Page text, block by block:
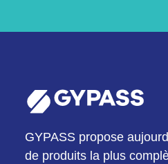
GYPASS propose
de produits la plus